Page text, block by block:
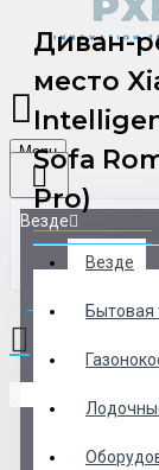
Menu
Везде
Везде
Бытовая
0 товар(ов) - 0 р.
Диван-
место
Sofa
Pro)